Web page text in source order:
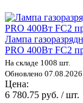
Лампа
PRO 400Вт FC2
На складе 1008 шт.
Обновлено 07.08.2026
Цена:
6 780.75 руб. / шт.